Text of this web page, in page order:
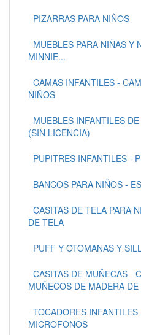
PIZARRAS PARA NIÑOS
MUEBLES PARA NIÑAS Y
MINNIE...
CAMAS INFANTILES -
NIÑOS
MUEBLES INFANTILES
(SIN LICENCIA)
PUPITRES INFANTILES -
BANCOS PARA NIÑOS -
CASITAS DE TELA PARA
DE TELA
PUFF Y OTOMANAS Y
CASITAS DE MUÑECAS -
MUÑECOS DE MADERA
TOCADORES
MICROFONOS